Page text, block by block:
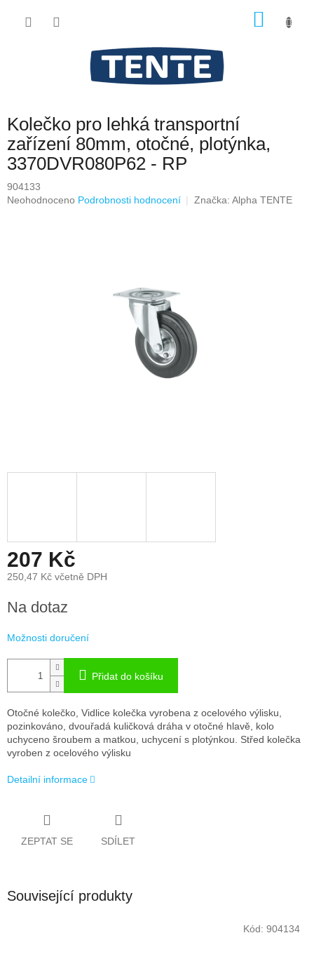
Kolečko pro lehká transportní
zařízení 80mm, otočné, plotýnka,
3370DVR080P62 - RP
904133
Průměrné
Neohodnoceno Podrobnosti hodnocení Značka: Alpha TENTE
207 Kč
250,47 Kč včetně DPH
cena:
Na dotaz
Možnosti doručení
Přidat do košíku
Otočné kolečko, Vidlice kolečka vyrobena z ocelového výlisku,
pozinkováno, dvouřadá kuličková dráha v otočné hlavě, kolo
uchyceno šroubem a matkou, uchycení s plotýnkou. Střed kolečka
vyroben z ocelového výlisku
Detailní informace
ZEPTAT SE SDÍLET
Související produkty
Kód: 904134